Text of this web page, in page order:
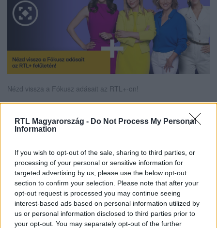
RTL Magyarország - Do Not Process My Personal
Information
If you wish to opt-out of the sale, sharing to third parties, or
processing of your personal or sensitive information for
targeted advertising by us, please use the below opt-out
section to confirm your selection. Please note that after your
opt-out request is processed you may continue seeing
interest-based ads based on personal information utilized by
us or personal information disclosed to third parties prior to
your opt-out. You may separately opt-out of the further
Nézd vissza a Fókusz adásait az RTL+-on!
Itt állítsd be, hogy az RTL.hu az elsők között